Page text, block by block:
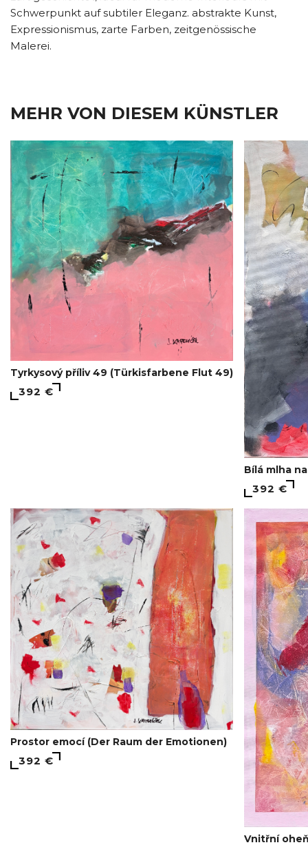
Schwerpunkt auf subtiler Eleganz. abstrakte Kunst,
Expressionismus, zarte Farben, zeitgenössische
Malerei.
MEHR VON DIESEM KÜNSTLER
Tyrkysový příliv 49 (Türkisfarbene Flut 49)
392 €
Bílá mlha
392 €
Prostor emocí (Der Raum der Emotionen)
392 €
Vnitřní